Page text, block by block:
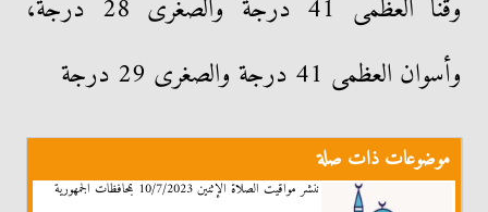
وقنا العظمى 41 درجة والصغرى 28 درجة،
وأسوان العظمى 41 درجة والصغرى 29 درجة
موضوعات ذات صلة
ننشر مواقيت الصلاة الإثنين 10/7/2023 بمحافظات الجمهورية